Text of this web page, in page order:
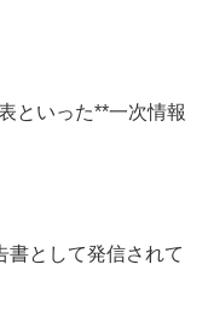
といった**一次情報
書として発信されて